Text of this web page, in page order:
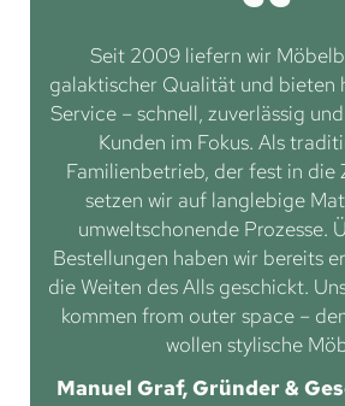
Seit 2009 liefern wir
galaktischer Qualität und bieten
Service – schnell, zuverlässig
Kunden im Fokus. Als
Familienbetrieb, der fest in die
setzen wir auf langlebige
umweltschonende Prozesse.
Bestellungen haben wir bereits
die Weiten des Alls geschickt.
kommen from outer space –
wollen stylische
Manuel Graf, Gründer &